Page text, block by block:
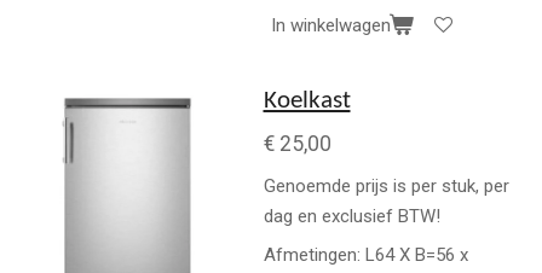
In winkelwagen
Koelkast
€ 25,00
Genoemde prijs is per stuk, per
dag en exclusief BTW!
Afmetingen: L64 X B=56 x